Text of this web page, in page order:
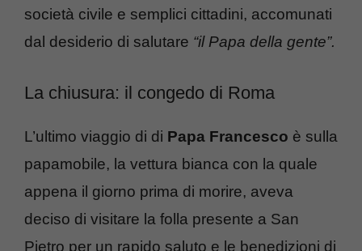
società civile e semplici cittadini, accomunati
dal desiderio di salutare “il Papa della gente”.
La chiusura: il congedo di Roma
L’ultimo viaggio di di Papa Francesco è sulla
papamobile, la vettura bianca con la quale
appena il giorno prima di morire, aveva
deciso di visitare la folla presente a San
Pietro per un rapido saluto e le benedizioni di